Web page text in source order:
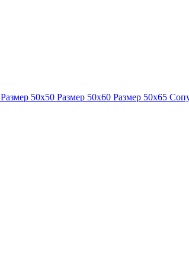
Размер 50x50 Размер 50x60 Размер 50x65